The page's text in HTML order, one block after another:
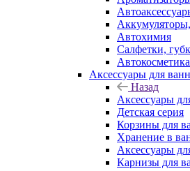
Автохимия
Салфетки,
Автокосметика
Аксессуары для
Назад
Аксессуары
Детская серия
Корзины для
Хранение в
Аксессуары
Карнизы для